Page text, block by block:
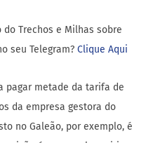
Trechos e Milhas sobre
seu Telegram? Clique Aqui
pagar metade da tarifa de
da empresa gestora do
no Galeão, por exemplo, é